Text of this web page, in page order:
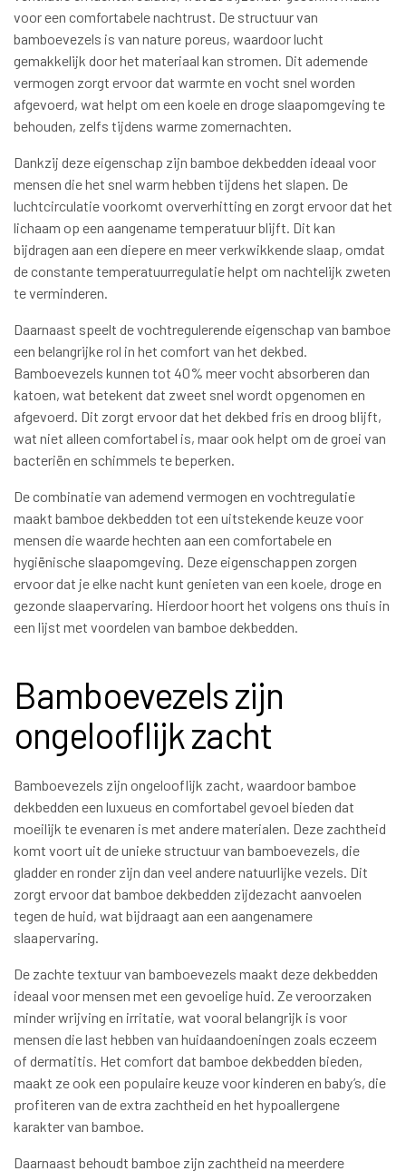
voor een comfortabele nachtrust. De structuur van
bamboevezels is van nature poreus, waardoor lucht
gemakkelijk door het materiaal kan stromen. Dit ademende
vermogen zorgt ervoor dat warmte en vocht snel worden
afgevoerd, wat helpt om een koele en droge slaapomgeving te
behouden, zelfs tijdens warme zomernachten.
Dankzij deze eigenschap zijn bamboe dekbedden ideaal voor
mensen die het snel warm hebben tijdens het slapen. De
luchtcirculatie voorkomt oververhitting en zorgt ervoor dat het
lichaam op een aangename temperatuur blijft. Dit kan
bijdragen aan een diepere en meer verkwikkende slaap, omdat
de constante temperatuurregulatie helpt om nachtelijk zweten
te verminderen.
Daarnaast speelt de vochtregulerende eigenschap van bamboe
een belangrijke rol in het comfort van het dekbed.
Bamboevezels kunnen tot 40% meer vocht absorberen dan
katoen, wat betekent dat zweet snel wordt opgenomen en
afgevoerd. Dit zorgt ervoor dat het dekbed fris en droog blijft,
wat niet alleen comfortabel is, maar ook helpt om de groei van
bacteriën en schimmels te beperken.
De combinatie van ademend vermogen en vochtregulatie
maakt bamboe dekbedden tot een uitstekende keuze voor
mensen die waarde hechten aan een comfortabele en
hygiënische slaapomgeving. Deze eigenschappen zorgen
ervoor dat je elke nacht kunt genieten van een koele, droge en
gezonde slaapervaring. Hierdoor hoort het volgens ons thuis in
een lijst met voordelen van bamboe dekbedden.
Bamboevezels zijn
ongelooflijk zacht
Bamboevezels zijn ongelooflijk zacht, waardoor bamboe
dekbedden een luxueus en comfortabel gevoel bieden dat
moeilijk te evenaren is met andere materialen. Deze zachtheid
komt voort uit de unieke structuur van bamboevezels, die
gladder en ronder zijn dan veel andere natuurlijke vezels. Dit
zorgt ervoor dat bamboe dekbedden zijdezacht aanvoelen
tegen de huid, wat bijdraagt aan een aangenamere
slaapervaring.
De zachte textuur van bamboevezels maakt deze dekbedden
ideaal voor mensen met een gevoelige huid. Ze veroorzaken
minder wrijving en irritatie, wat vooral belangrijk is voor
mensen die last hebben van huidaandoeningen zoals eczeem
of dermatitis. Het comfort dat bamboe dekbedden bieden,
maakt ze ook een populaire keuze voor kinderen en baby’s, die
profiteren van de extra zachtheid en het hypoallergene
karakter van bamboe.
Daarnaast behoudt bamboe zijn zachtheid na meerdere